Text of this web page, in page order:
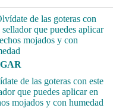
de las goteras con este
que puedes aplicar en
mojados y con humedad